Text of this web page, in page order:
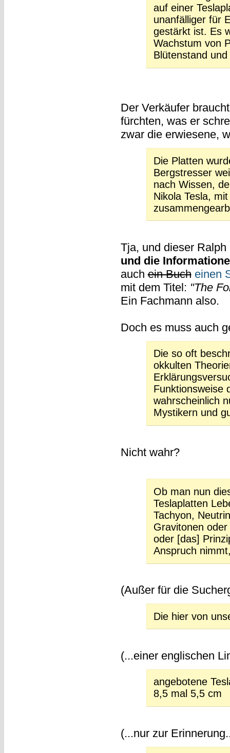
auf einer
unanfälliger für
gestärkt ist. Es
Wachstum von
Blütenstand
Der Verkäufer
fürchten, was er
zwar die erwiesene,
Die Platten
Bergstresser
nach Wissen,
Nikola Tesla,
Tja, und dieser
und die
auchein Buch einen
mit dem Titel: "The
Ein Fachmann also.
Doch es muss auch
Die so oft
okkulten
Funktionsweise
wahrscheinlich
Mystikern und
Nicht wahr?
Ob man nun
Teslaplatten
Tachyon,
Gravitonen
oder [das]
Anspruch
(Außer für die
Die hier von
(...einer englischen
angebotene
8,5 mal 5,5 cm
(...nur zur